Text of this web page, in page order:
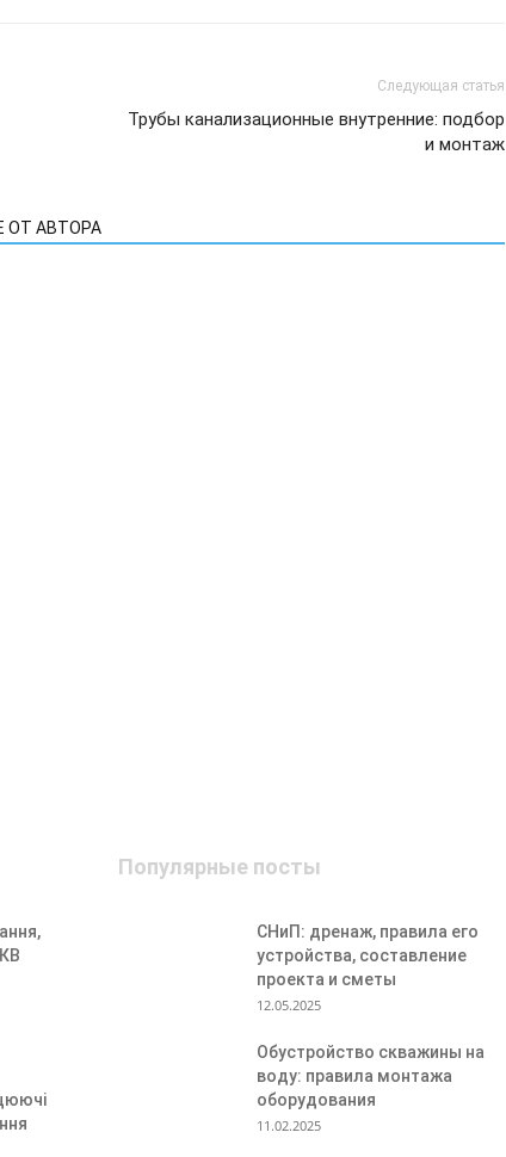
Следующая статья
Трубы канализационные внутренние: подбор
и монтаж
ОТ АВТОРА
Популярные посты
СНиП: дренаж, правила его
устройства, составление
проекта и сметы
12.05.2025
Обустройство скважины на
воду: правила монтажа
оборудования
11.02.2025